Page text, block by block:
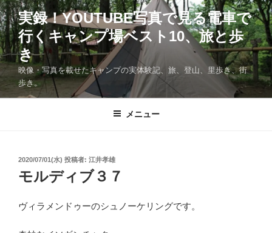
コ
ン
テ
ン
ツ
へ
ス
実録！YOUTUBE写真で見る電車で
行くキャンプ場ベスト10、旅と歩
き
映像・写真を載せたキャンプの実体験記、旅、登山、里歩き、街
歩き。
メニュー
投
稿
日:
2020/07/01(水) 投稿者: 江井孝雄
モルディブ３７
ヴィラメンドゥーのシュノーケリングです。